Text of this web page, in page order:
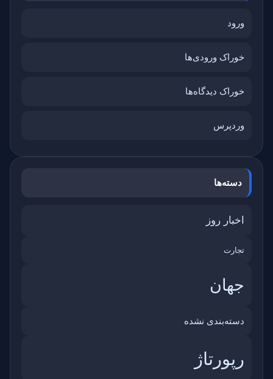
ورود
خوراک ورودی‌ها
خوراک دیدگاه‌ها
وردپرس
دسته‌ها
اخبار روز
تجارت
جهان
دسته‌بندی نشده
رپورتاژ